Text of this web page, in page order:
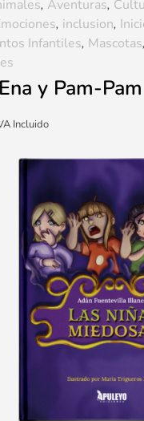
y Pam-Pam
Incluido
, Aventuras,
, inclusion,
Infantiles, Mascotas,